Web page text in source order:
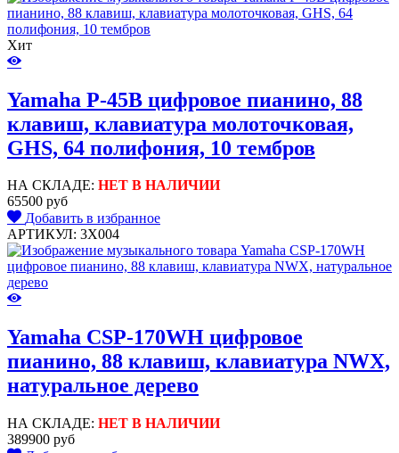
Хит
Yamaha P-45B цифровое пианино, 88
клавиш, клавиатура молоточковая,
GHS, 64 полифония, 10 тембров
НА СКЛАДЕ: НЕТ В НАЛИЧИИ
65500 руб
Добавить в избранное
АРТИКУЛ: 3X004
Yamaha CSP-170WH цифровое
пианино, 88 клавиш, клавиатура NWX,
натуральное дерево
НА СКЛАДЕ: НЕТ В НАЛИЧИИ
389900 руб